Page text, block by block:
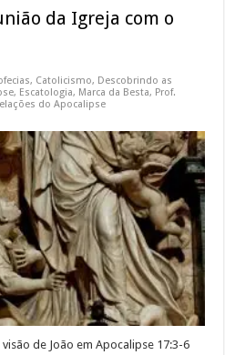
da Igreja com o
, Catolicismo, Descobrindo as
, Escatologia, Marca da Besta, Prof.
do Apocalipse
de João em Apocalipse 17:3-6